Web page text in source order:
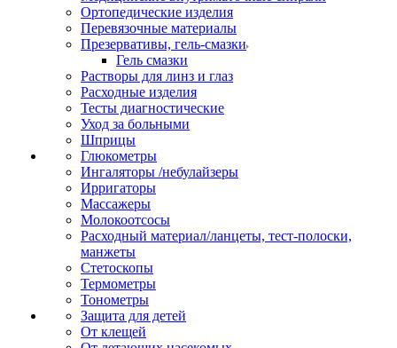
Ортопедические изделия
Перевязочные материалы
Презервативы, гель-смазки
Гель смазки
Растворы для линз и глаз
Расходные изделия
Тесты диагностические
Уход за больными
Шприцы
Глюкометры
Ингаляторы /небулайзеры
Ирригаторы
Массажеры
Молокоотсосы
Расходный материал/ланцеты, тест-полоски,
манжеты
Стетоскопы
Термометры
Тонометры
Защита для детей
От клещей